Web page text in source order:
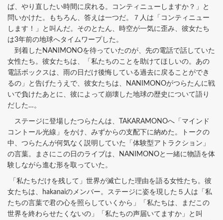
ば、やり直したい時間に戻れる。コンティニューしますか？」と
問いかけた。もちろん、答えは一つだ。７人は「コンティニュー
します！」と叫んだ。そのとたん、時空が一気に歪み、彼女たち
は3年前の地球へタイムワープした。
到着したNANIMONOを待っていたのが、先の電話で話していた
女性たち。彼女たちは、「私たちのことを助けてほしいの。あの
電話ボックスは、雨の日だけ後悔している過去に戻ることができ
るの」と告げたうえで、彼女たちは、NANIMONOがつらたんに戦
いで負けたあとに、彼によって崩壊した地球の歴史について語り
だした…。
ステージに登場したつらたんは、TAKARAMONOへ「マインド
コントール光線」をかけ、みずからの支配下に納めた。トークの
中、つらたんが何気なく説明していた「体験型アトラクション」
の言葉。まさにこの日のライブは、NANIMONOと一緒に物語を体
験しながら進む形を取っていた。
「私たちだけを残して」世界が滅亡した理由を語る女性たち。彼
女たちは、hakanaiのメンバー。ステージに姿を現した５人は「私
たちの言葉で君の心を照らしていくから」「私たちは、まだこの
世界を終わらせたくないの」「私たちの声届いてますか」と叫